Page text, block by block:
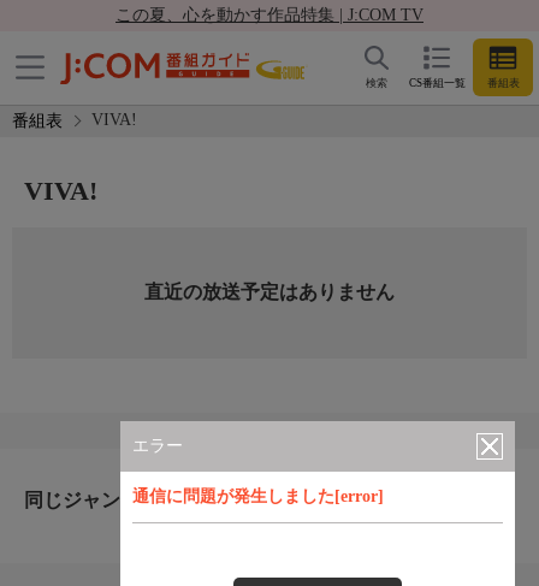
この夏、心を動かす作品特集 | J:COM TV
CS番組一覧 番組表
検索
番組表 VIVA!
エラー
通信に問題が発生しました[error]
VIVA!
直近の放送予定はありません
同じジャンルのおすすめ番組